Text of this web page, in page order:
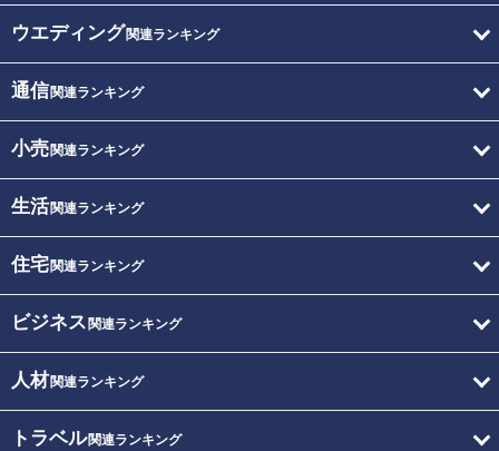
ウエディング関連ランキング
通信関連ランキング
小売関連ランキング
生活関連ランキング
住宅関連ランキング
ビジネス 関連ランキング
人材関連ランキング
トラベル関連ランキング